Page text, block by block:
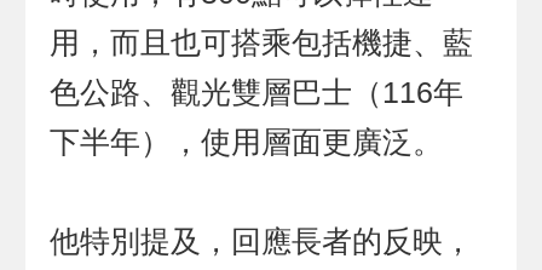
用，而且也可搭乘包括機捷、藍
色公路、觀光雙層巴士（116年
下半年），使用層面更廣泛。
他特別提及，回應長者的反映，